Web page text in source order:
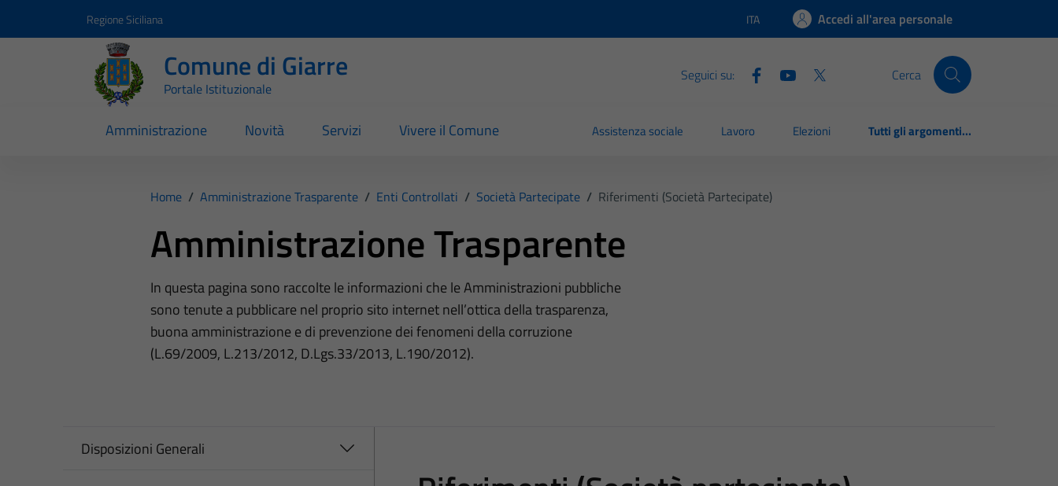
Regione Siciliana Lingua attiva:
ITA Accedi all'area personale
Comune di Giarre
Portale Istituzionale
Seguici su: Cerca
Amministrazione Novità Servizi Vivere il Comune Assistenza sociale Lavoro Elezioni Tutti gli argomenti...
Home / Amministrazione Trasparente / Enti Controllati / Società Partecipate / Riferimenti (Società Partecipate)
Amministrazione Trasparente
In questa pagina sono raccolte le informazioni che le Amministrazioni pubbliche
sono tenute a pubblicare nel proprio sito internet nell’ottica della trasparenza,
buona amministrazione e di prevenzione dei fenomeni della corruzione
(L.69/2009, L.213/2012, D.Lgs.33/2013, L.190/2012).
Disposizioni Generali